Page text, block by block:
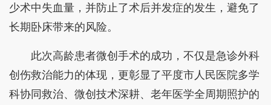
少术中失血量，并防止了术后并发症的发生，避免了
长期卧床带来的风险。
此次高龄患者微创手术的成功，不仅是急诊外科
创伤救治能力的体现，更彰显了平度市人民医院多学
科协同救治、微创技术深耕、老年医学全周期照护的